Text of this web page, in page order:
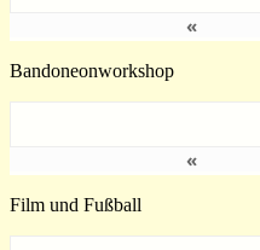
«
Bandoneonworkshop
«
Film und Fußball